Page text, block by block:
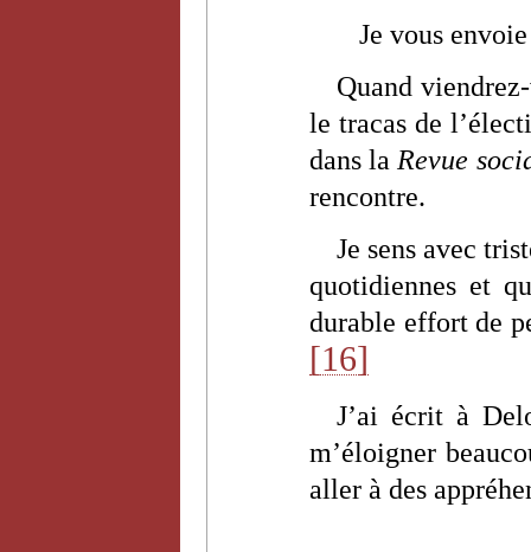
Je vous
Quand
le tracas de
dans la Revue
rencontre.
Je sens avec
quotidiennes et
durable effort de
[16]
J’ai écrit à
m’éloigner
aller à des